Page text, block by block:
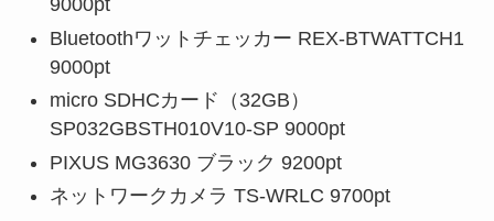
9000pt
Bluetoothワットチェッカー REX-BTWATTCH1
9000pt
micro SDHCカード（32GB）
SP032GBSTH010V10-SP 9000pt
PIXUS MG3630 ブラック 9200pt
ネットワークカメラ TS-WRLC 9700pt